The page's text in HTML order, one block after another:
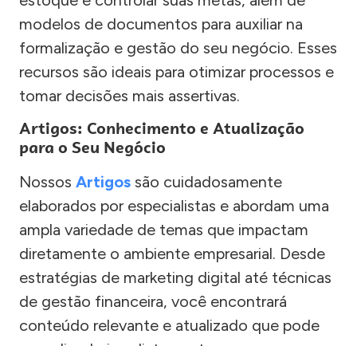
modelos de documentos para auxiliar na
formalização e gestão do seu negócio. Esses
recursos são ideais para otimizar processos e
tomar decisões mais assertivas.
Artigos: Conhecimento e Atualização
para o Seu Negócio
Nossos Artigos são cuidadosamente
elaborados por especialistas e abordam uma
ampla variedade de temas que impactam
diretamente o ambiente empresarial. Desde
estratégias de marketing digital até técnicas
de gestão financeira, você encontrará
conteúdo relevante e atualizado que pode